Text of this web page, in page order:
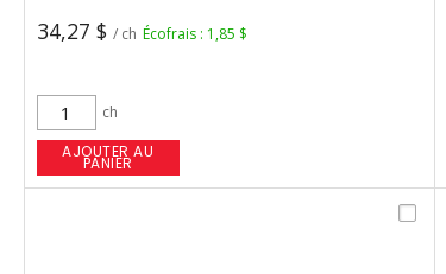
34,27 $ / ch Écofrais : 1,85 $
ch
AJOUTER AU
PANIER